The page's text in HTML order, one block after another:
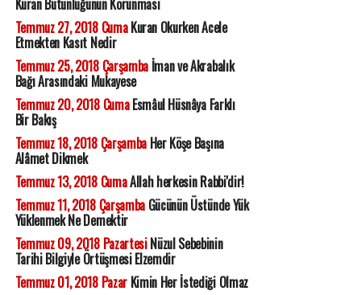
Kuran Bütünlüğünün Korunması
Temmuz 27, 2018 CumaKuran Okurken Acele
Etmekten Kasıt Nedir
Temmuz 25, 2018 Çarşambaİman ve Akrabalık
Bağı Arasındaki Mukayese
Temmuz 20, 2018 CumaEsmâul Hüsnâya Farklı
Bir Bakış
Temmuz 18, 2018 ÇarşambaHer Köşe Başına
Alâmet Dikmek
Temmuz 13, 2018 CumaAllah herkesin Rabbi'dir!
Temmuz 11, 2018 ÇarşambaGücünün Üstünde Yük
Yüklenmek Ne Demektir
Temmuz 09, 2018 PazartesiNüzul Sebebinin
Tarihi Bilgiyle Örtüşmesi Elzemdir
Temmuz 01, 2018 PazarKimin Her İstediği Olmaz